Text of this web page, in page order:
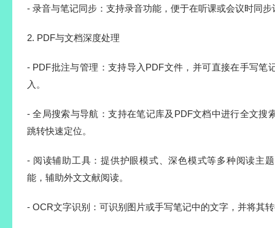
- 录音与笔记同步：支持录音功能，便于在听课或会议时同
2. PDF与文档深度处理
- PDF批注与管理：支持导入PDF文件，并可直接在手写笔
入。
- 全局搜索与导航：支持在笔记库及PDF文档中进行全文搜
跳转快速定位。
- 阅读辅助工具：提供护眼模式、深色模式等多种阅读主
能，辅助外文文献阅读。
- OCR文字识别：可识别图片或手写笔记中的文字，并将其